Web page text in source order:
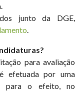
junto da DGE,
para avaliação
efetuada por uma
para o efeito, no